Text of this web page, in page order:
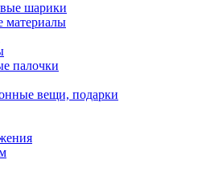
шарики
материалы
палочки
вещи, подарки